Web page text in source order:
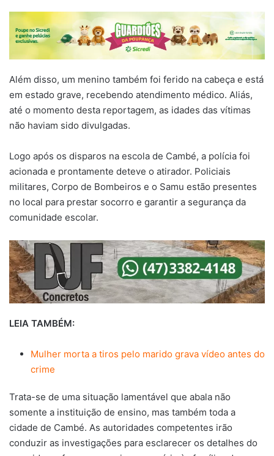
Além disso, um menino também foi ferido na cabeça e está
em estado grave, recebendo atendimento médico. Aliás,
até o momento desta reportagem, as idades das vítimas
não haviam sido divulgadas.
Logo após os disparos na escola de Cambé, a polícia foi
acionada e prontamente deteve o atirador. Policiais
militares, Corpo de Bombeiros e o Samu estão presentes
no local para prestar socorro e garantir a segurança da
comunidade escolar.
LEIA TAMBÉM:
Mulher morta a tiros pelo marido grava vídeo antes do
crime
Trata-se de uma situação lamentável que abala não
somente a instituição de ensino, mas também toda a
cidade de Cambé. As autoridades competentes irão
conduzir as investigações para esclarecer os detalhes do